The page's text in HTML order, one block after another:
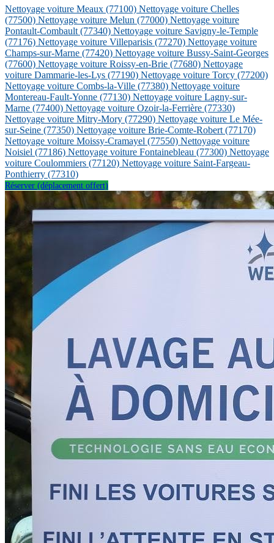
Nettoyage voiture Meaux (77100) Nettoyage voiture Chelles
(77500) Nettoyage voiture Melun (77000) Nettoyage voiture
Pontault-Combault(77340) Nettoyage voiture Savigny-le-Temple
(77176) Nettoyage voiture Villeparisis (77270) Nettoyage voiture
Champs-sur-Marne (77420) Nettoyage voiture Bussy-Saint-Georges
(77600) Nettoyage voiture Roissy-en-Brie (77680) Nettoyage
voiture Dammarie-les-Lys (77190) Nettoyage voiture Torcy (77200)
Nettoyage voiture Combs-la-Ville (77380) Nettoyage voiture
Montereau-Fault-Yonne (77130) Nettoyage voiture Lagny-sur-
Marne (77400) Nettoyage voiture Ozoir-la-Ferrière (77330)
Nettoyage voiture Mitry-Mory (77290) Nettoyage voiture Le Mée-
sur-Seine (77350) Nettoyage voiture Brie-Comte-Robert(77170)
Nettoyage voiture Moissy-Cramayel (77550) Nettoyage voiture
Noisiel (77186) Nettoyage voiture Fontainebleau (77300) Nettoyage
voiture Coulommiers (77120) Nettoyage voiture Saint-Fargeau-
Ponthierry (77310)
Réserver (déplacement offert)